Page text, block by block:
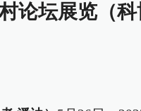
论坛展览（科